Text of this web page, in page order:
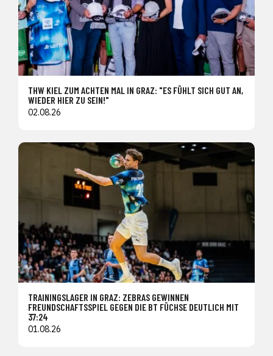
THW KIEL ZUM ACHTEN MAL IN GRAZ: "ES FÜHLT SICH GUT AN,
WIEDER HIER ZU SEIN!"
02.08.26
TRAININGSLAGER IN GRAZ: ZEBRAS GEWINNEN
FREUNDSCHAFTSSPIEL GEGEN DIE BT FÜCHSE DEUTLICH MIT
37:24
01.08.26